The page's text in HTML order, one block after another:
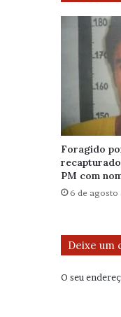
Foragido
PM com
6 de agosto
Deixe um
O seu